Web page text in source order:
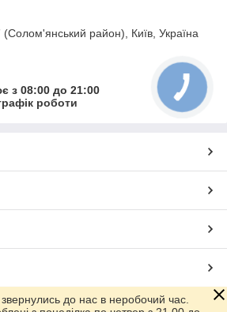
(Солом'янський район), Київ, Україна
з 08:00 до 21:00
роботи
до нас в неробочий час.